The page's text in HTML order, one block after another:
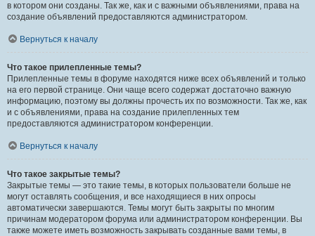
в котором они созданы. Так же, как и с важными объявлениями, права на
создание объявлений предоставляются администратором.
Вернуться к началу
Что такое прилепленные темы?
Прилепленные темы в форуме находятся ниже всех объявлений и только
на его первой странице. Они чаще всего содержат достаточно важную
информацию, поэтому вы должны прочесть их по возможности. Так же, как
и с объявлениями, права на создание прилепленных тем
предоставляются администратором конференции.
Вернуться к началу
Что такое закрытые темы?
Закрытые темы — это такие темы, в которых пользователи больше не
могут оставлять сообщения, и все находящиеся в них опросы
автоматически завершаются. Темы могут быть закрыты по многим
причинам модератором форума или администратором конференции. Вы
также можете иметь возможность закрывать созданные вами темы, в